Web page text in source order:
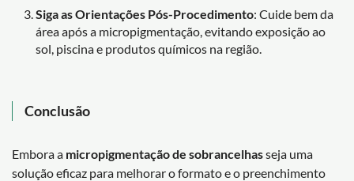
Siga as Orientações Pós-Procedimento: Cuide bem da
área após a micropigmentação, evitando exposição ao
sol, piscina e produtos químicos na região.
Conclusão
Embora a micropigmentação de sobrancelhasseja uma
solução eficaz para melhorar o formato e o preenchimento